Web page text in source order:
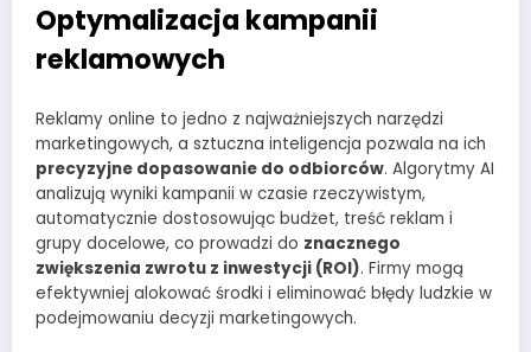
Optymalizacja kampanii
reklamowych
Reklamy online to jedno z najważniejszych narzędzi
marketingowych, a sztuczna inteligencja pozwala na ich
precyzyjne dopasowanie do odbiorców. Algorytmy AI
analizują wyniki kampanii w czasie rzeczywistym,
automatycznie dostosowując budżet, treść reklam i
grupy docelowe, co prowadzi do znacznego
zwiększenia zwrotu z inwestycji (ROI). Firmy mogą
efektywniej alokować środki i eliminować błędy ludzkie w
podejmowaniu decyzji marketingowych.